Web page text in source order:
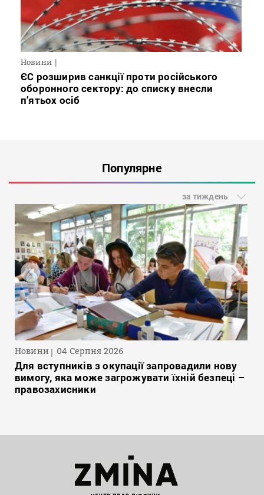
Новини
ЄС розширив санкції проти російського
оборонного сектору: до списку внесли
п’ятьох осіб
Популярне
за тиждень
Новини 04 Серпня 2026
Для вступників з окупації запровадили нову
вимогу, яка може загрожувати їхній безпеці –
правозахисники